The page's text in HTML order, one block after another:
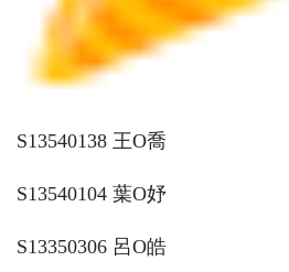
S13540138 王O喬
S13540104 葉O妤
S13350306 呂O皓